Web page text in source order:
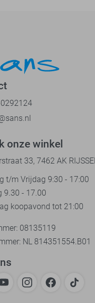
onze winkel
33, 7462 AK
t/m Vrijdag 9:30 - 17:00
9.30 - 17.00
koopavond tot 21:00
08135119
NL 814351554.B01